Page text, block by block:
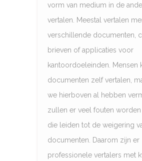
vorm van medium in de
vertalen. Meestal vertalen
verschillende documenten,
brieven of applicaties voor
kantoordoeleinden. Mensen
documenten zelf vertalen,
we hierboven al hebben
zullen er veel fouten
die leiden tot de weigering
documenten. Daarom zijn er
professionele vertalers met